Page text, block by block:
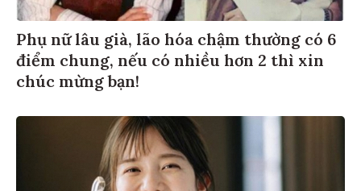
Phụ nữ lâu già, lão hóa chậm thường có 6
điểm chung, nếu có nhiều hơn 2 thì xin
chúc mừng bạn!